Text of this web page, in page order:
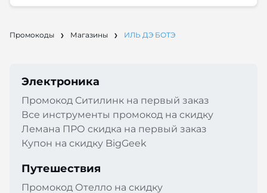
Промокоды Магазины ИЛЬ ДЭ БОТЭ
Электроника
Промокод Cитилинк на первый заказ
Все инструменты промокод на скидку
Лемана ПРО скидка на первый заказ
Купон на скидку BigGeek
Путешествия
Промокод Отелло на скидку